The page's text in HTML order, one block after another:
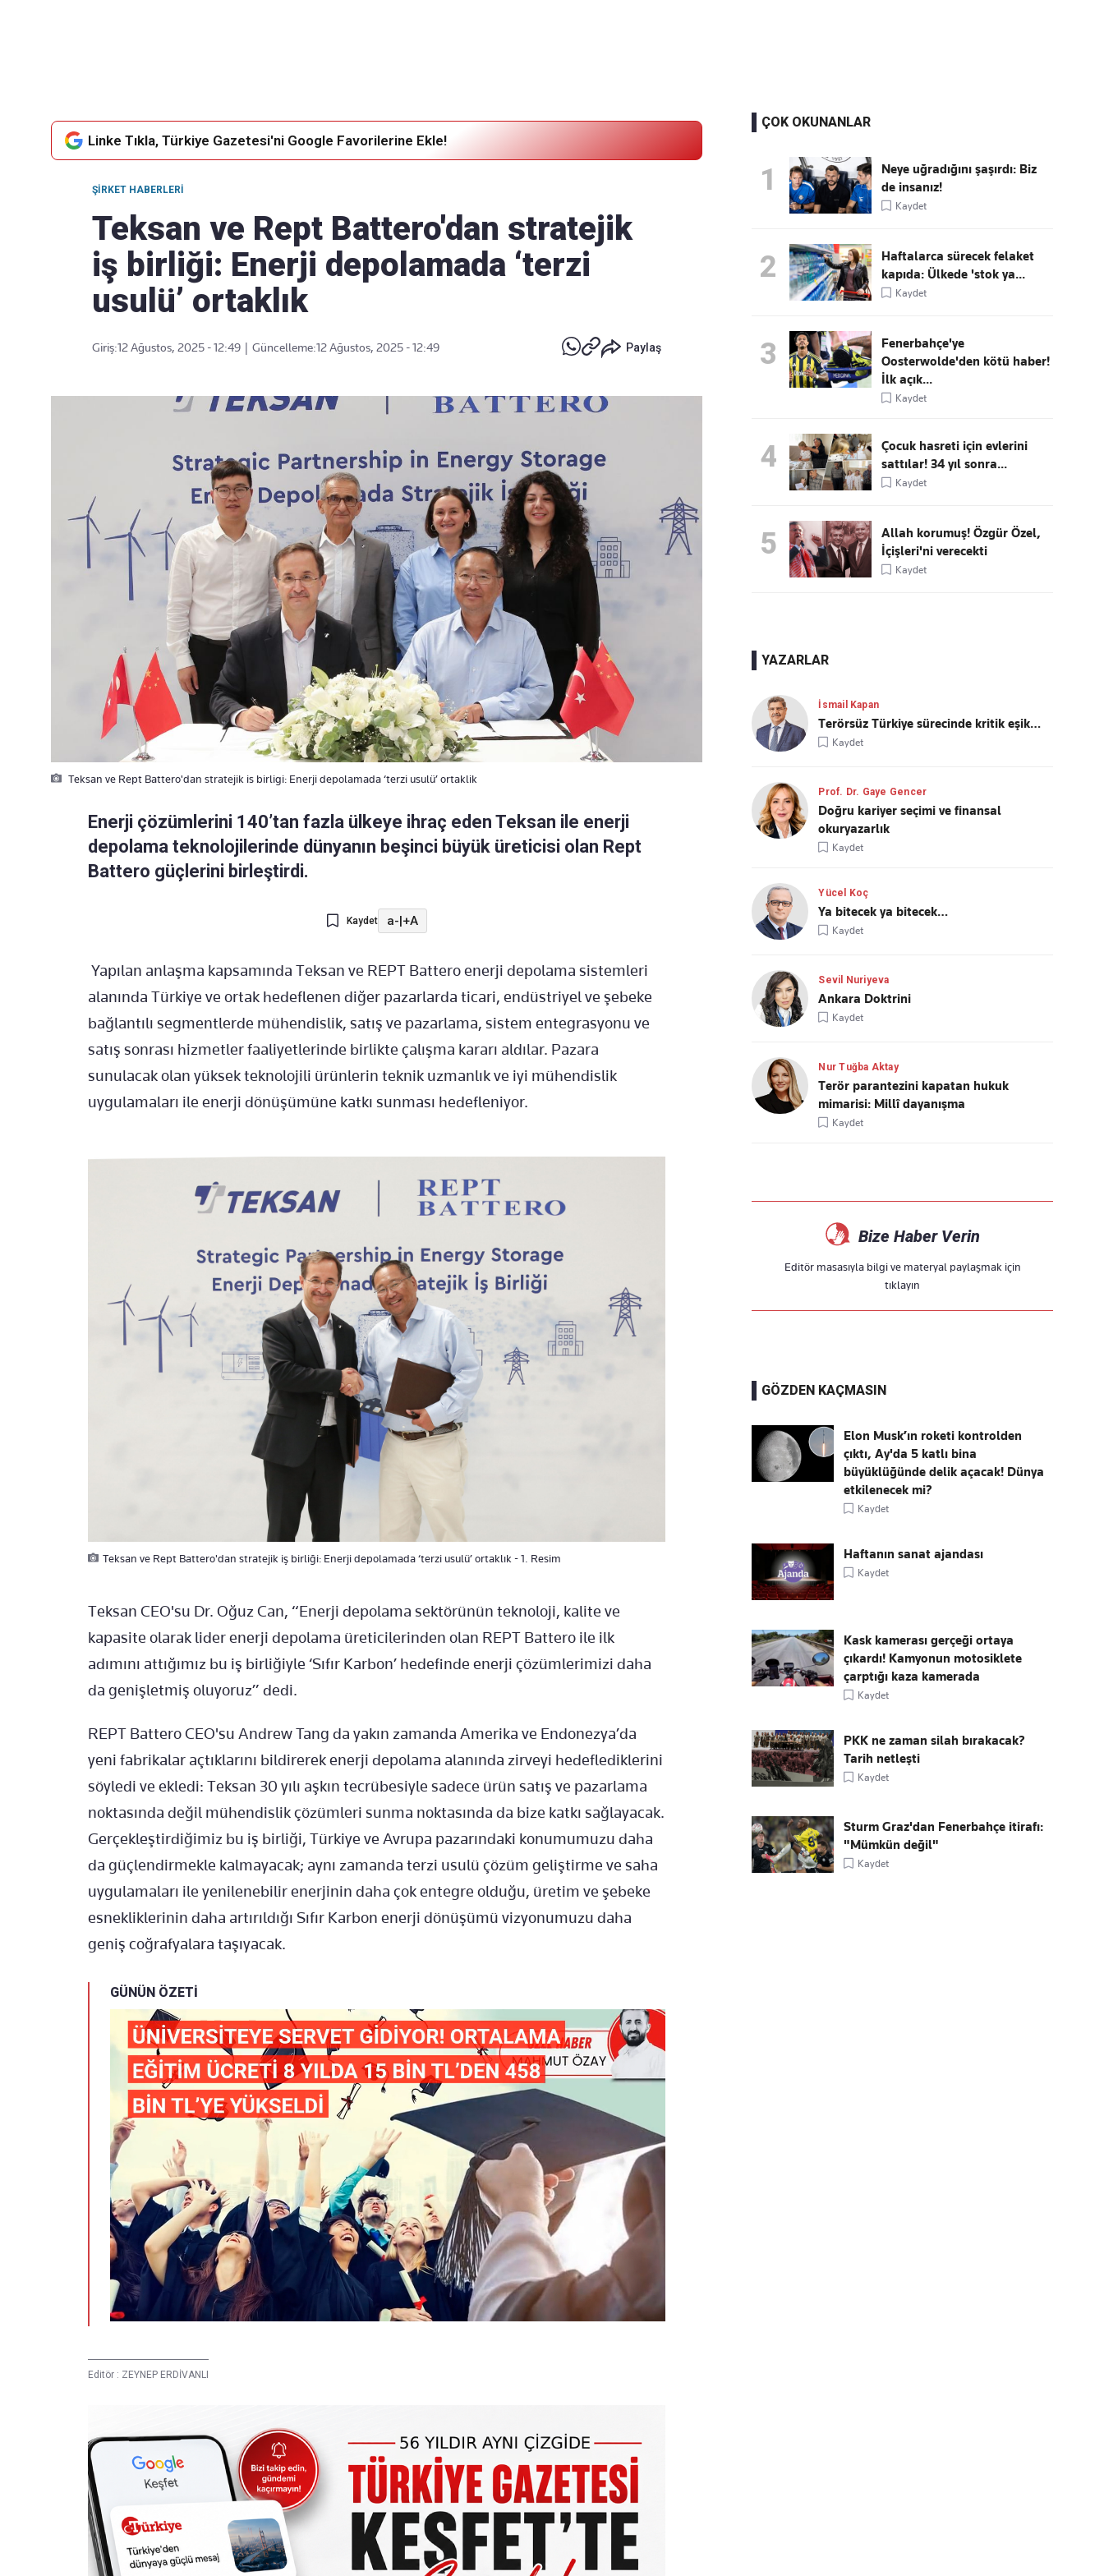
Linke Tıkla, Türkiye Gazetesi'ni Google Favorilerine Ekle!
ŞIRKET HABERLERI
Teksan ve Rept Battero'dan stratejik
iş birliği: Enerji depolamada ‘terzi
usulü’ ortaklık
Giriş:12 Ağustos, 2025 - 12:49 Güncelleme:12 Ağustos, 2025 - 12:49 Paylaş
Teksan ve Rept Battero'dan stratejik is birligi: Enerji depolamada ‘terzi usulü’ ortaklik
Enerji çözümlerini 140’tan fazla ülkeye ihraç eden Teksan ile enerji
depolama teknolojilerinde dünyanın beşinci büyük üreticisi olan Rept
Battero güçlerini birleştirdi.
Kaydet a-|+A
Yapılan anlaşma kapsamında Teksan ve REPT Battero enerji depolama sistemleri
alanında Türkiye ve ortak hedeflenen diğer pazarlarda ticari, endüstriyel ve şebeke
bağlantılı segmentlerde mühendislik, satış ve pazarlama, sistem entegrasyonu ve
satış sonrası hizmetler faaliyetlerinde birlikte çalışma kararı aldılar. Pazara
sunulacak olan yüksek teknolojili ürünlerin teknik uzmanlık ve iyi mühendislik
uygulamaları ile enerji dönüşümüne katkı sunması hedefleniyor.
Teksan ve Rept Battero'dan stratejik iş birliği: Enerji depolamada ‘terzi usulü’ ortaklık - 1. Resim
Teksan CEO'su Dr. Oğuz Can, “Enerji depolama sektörünün teknoloji, kalite ve
kapasite olarak lider enerji depolama üreticilerinden olan REPT Battero ile ilk
adımını attığımız bu iş birliğiyle ‘Sıfır Karbon’ hedefinde enerji çözümlerimizi daha
da genişletmiş oluyoruz” dedi.
REPT Battero CEO'su Andrew Tang da yakın zamanda Amerika ve Endonezya’da
yeni fabrikalar açtıklarını bildirerek enerji depolama alanında zirveyi hedeflediklerini
söyledi ve ekledi: Teksan 30 yılı aşkın tecrübesiyle sadece ürün satış ve pazarlama
noktasında değil mühendislik çözümleri sunma noktasında da bize katkı sağlayacak.
Gerçekleştirdiğimiz bu iş birliği, Türkiye ve Avrupa pazarındaki konumumuzu daha
da güçlendirmekle kalmayacak; aynı zamanda terzi usulü çözüm geliştirme ve saha
uygulamaları ile yenilenebilir enerjinin daha çok entegre olduğu, üretim ve şebeke
esnekliklerinin daha artırıldığı Sıfır Karbon enerji dönüşümü vizyonumuzu daha
geniş coğrafyalara taşıyacak.
GÜNÜN ÖZETİ
Editör : ZEYNEP ERDİVANLI
ÇOK OKUNANLAR
1
Neye uğradığını şaşırdı: Biz
de insanız!
Kaydet
2
Haftalarca sürecek felaket
kapıda: Ülkede 'stok ya...
Kaydet
3
Fenerbahçe'ye
Oosterwolde'den kötü haber!
İlk açık...
Kaydet
4
Çocuk hasreti için evlerini
sattılar! 34 yıl sonra...
Kaydet
5
Allah korumuş! Özgür Özel,
İçişleri'ni verecekti
Kaydet
YAZARLAR
İsmail Kapan
Terörsüz Türkiye sürecinde kritik eşik…
Kaydet
Prof. Dr. Gaye Gencer
Doğru kariyer seçimi ve finansal
okuryazarlık
Kaydet
Yücel Koç
Ya bitecek ya bitecek…
Kaydet
Sevil Nuriyeva
Ankara Doktrini
Kaydet
Nur Tuğba Aktay
Terör parantezini kapatan hukuk
mimarisi: Millî dayanışma
Kaydet
Bize Haber Verin
Editör masasıyla bilgi ve materyal paylaşmak için
tıklayın
GÖZDEN KAÇMASIN
Elon Musk’ın roketi kontrolden
çıktı, Ay'da 5 katlı bina
büyüklüğünde delik açacak! Dünya
etkilenecek mi?
Kaydet
Haftanın sanat ajandası
Kaydet
Kask kamerası gerçeği ortaya
çıkardı! Kamyonun motosiklete
çarptığı kaza kamerada
Kaydet
PKK ne zaman silah bırakacak?
Tarih netleşti
Kaydet
Sturm Graz'dan Fenerbahçe itirafı:
"Mümkün değil"
Kaydet